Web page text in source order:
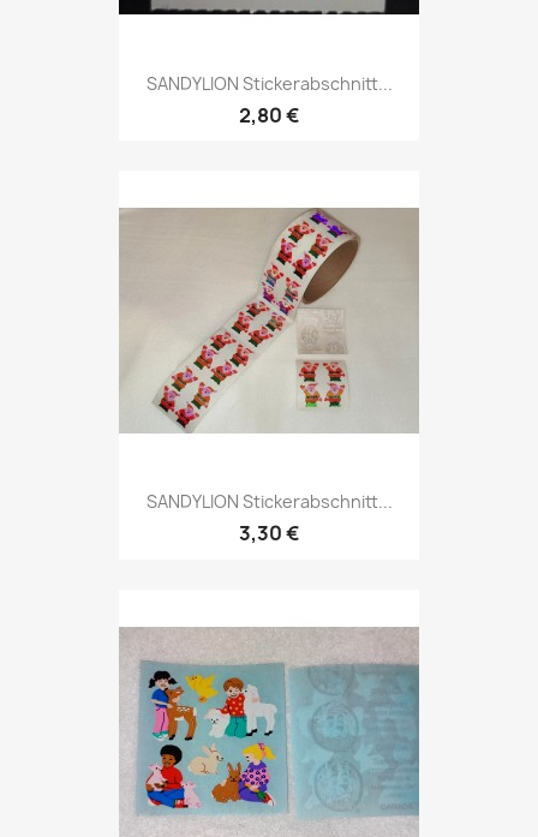
SANDYLION Stickerabschnitt...
2,80 €
SANDYLION Stickerabschnitt...
3,30 €